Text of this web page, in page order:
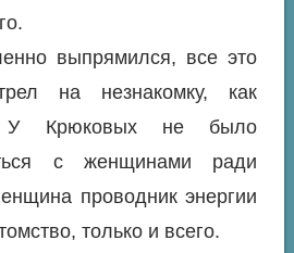
выпрямился, все это
на незнакомку, как
У Крюковых не было
с женщинами ради
проводник энергии
только и всего.